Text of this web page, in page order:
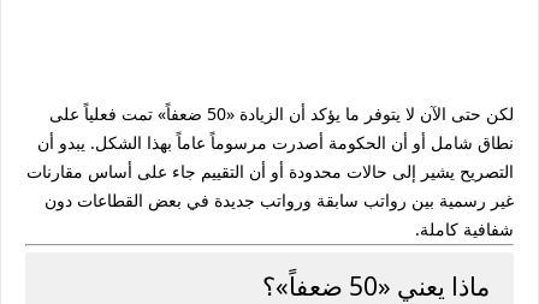
لكن حتى الآن لا يتوفر ما يؤكد أن الزيادة «50 ضعفاً» تمت فعلياً على
نطاق شامل أو أن الحكومة أصدرت مرسوماً عاماً بهذا الشكل. يبدو أن
التصريح يشير إلى حالات محدودة أو أن التقييم جاء على أساس مقارنات
غير رسمية بين رواتب سابقة ورواتب جديدة في بعض القطاعات دون
شفافية كاملة.
ماذا يعني «50 ضعفاً»؟